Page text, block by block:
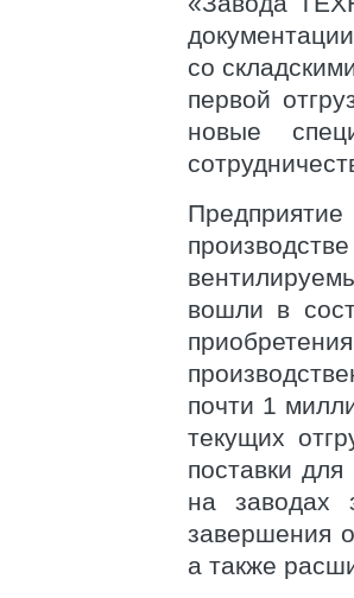
со
первой
новые
вошли в
почти 1
текущих
поставки
на заводах
завершения
а также